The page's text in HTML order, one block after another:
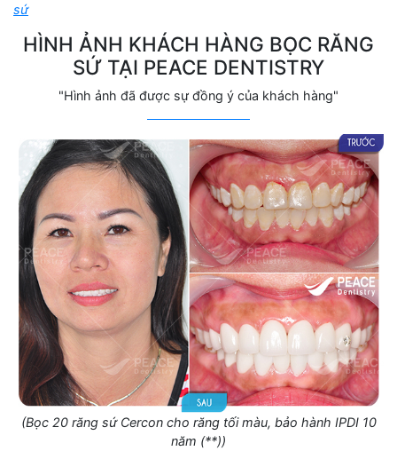
sứ
HÌNH ẢNH KHÁCH HÀNG BỌC RĂNG
SỨ TẠI PEACE DENTISTRY
"Hình ảnh đã được sự đồng ý của khách hàng"
(Bọc 20 răng sứ Cercon cho răng tối màu, bảo hành IPDI 10
năm (**))